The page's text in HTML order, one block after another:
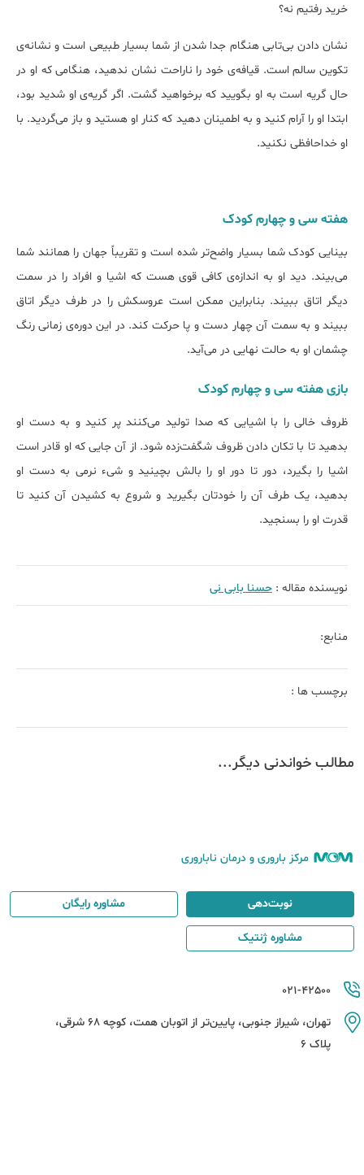
خرید رفتیم نه؟
نشان دادن بی‌تابی هنگام جدا شدن از شما بسیار طبیعی است و نشانه‌ی
تکوین سالم است. قیافه‌ی خود را ناراحت نشان ندهید، هنگامی که او در
حال گریه است به او بگویید که برخواهید گشت. اگر گریه‌ی او شدید بود،
ابتدا او را آرام کنید و به اطمینان دهید که کنار او هستید و باز می‌گردید. با
او خداحافظی نکنید.
هفته‌ سی و چهارم کودک
بینایی کودک شما بسیار واضح‌تر شده است و تقریباً جهان را همانند شما
می‌بیند. دید او به اندازه‌ی کافی قوی هست که اشیا و افراد را در سمت
دیگر اتاق ببیند. بنابراین ممکن است عروسکش را در طرف دیگر اتاق
ببیند و به سمت آن چهار دست و پا حرکت کند. در این دوره‌ی زمانی رنگ
چشمان او به حالت نهایی در می‌آید.
بازی هفته‌ سی و چهارم کودک
ظروف خالی را با اشیایی که صدا تولید می‌کنند پر کنید و به دست او
بدهید تا با تکان دادن ظروف شگفت‌زده شود. از آن جایی که او قادر است
اشیا را بگیرد، دور تا دور او را بالش بچینید و شیء نرمی به دست او
بدهید، یک طرف آن را خودتان بگیرید و شروع به کشیدن آن کنید تا
قدرت او را بسنجید.
نویسنده مقاله : حسنا بابی نی
منابع:
برچسب ها :
مطالب خواندنی دیگر...
مرکز باروری و درمان ناباروری
021-42500
تهران، شیراز جنوبی، پایین‌تر از اتوبان همت، کوچه 68 شرقی،
پلاک 6
نوبت‌دهی مشاوره رایگان
مشاوره ژنتیک